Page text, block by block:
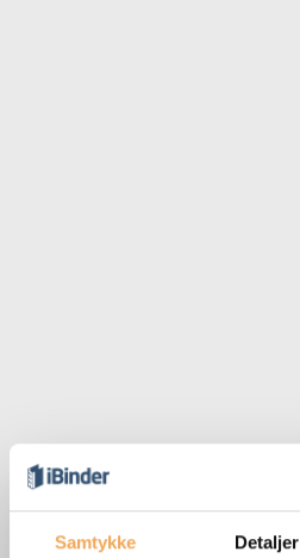
Samtykke Detaljer